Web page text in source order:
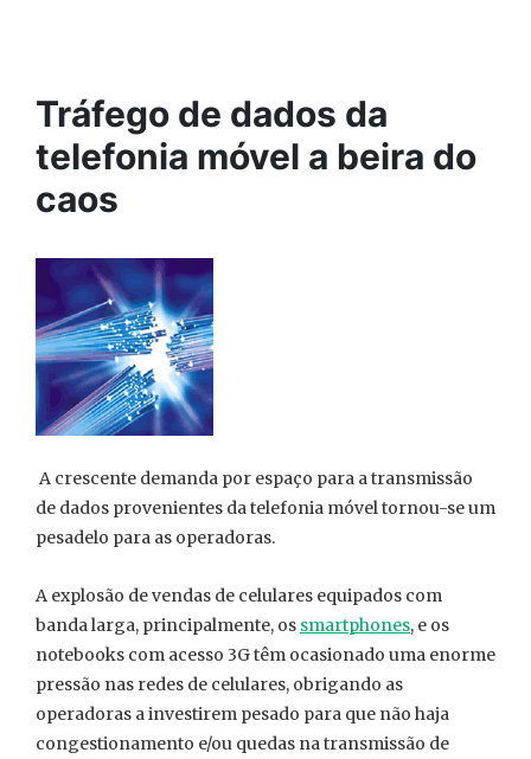
Tráfego de dados da
telefonia móvel a beira do
caos
A crescente demanda por espaço para a transmissão
de dados provenientes da telefonia móvel tornou-se um
pesadelo para as operadoras.
A explosão de vendas de celulares equipados com
banda larga, principalmente, os smartphones, e os
notebooks com acesso 3G têm ocasionado uma enorme
pressão nas redes de celulares, obrigando as
operadoras a investirem pesado para que não haja
congestionamento e/ou quedas na transmissão de